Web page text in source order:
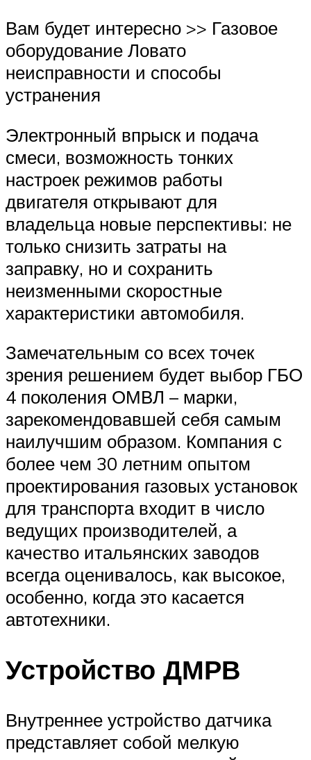
Вам будет интересно >> Газовое
оборудование Ловато
неисправности и способы
устранения
Электронный впрыск и подача
смеси, возможность тонких
настроек режимов работы
двигателя открывают для
владельца новые перспективы: не
только снизить затраты на
заправку, но и сохранить
неизменными скоростные
характеристики автомобиля.
Замечательным со всех точек
зрения решением будет выбор ГБО
4 поколения ОМВЛ – марки,
зарекомендовавшей себя самым
наилучшим образом. Компания с
более чем 30 летним опытом
проектирования газовых установок
для транспорта входит в число
ведущих производителей, а
качество итальянских заводов
всегда оценивалось, как высокое,
особенно, когда это касается
автотехники.
Устройство ДМРВ
Внутреннее устройство датчика
представляет собой мелкую